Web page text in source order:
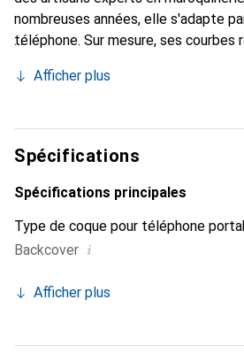
nombreuses années, elle s'adapte
téléphone. Sur mesure, ses courbes
et indispensable de votre
haute qualité et est un choix sûr
exigeante.
Afficher plus
Spécifications
Spécifications principales
Type de coque pour téléphone
Backcover i
Afficher plus